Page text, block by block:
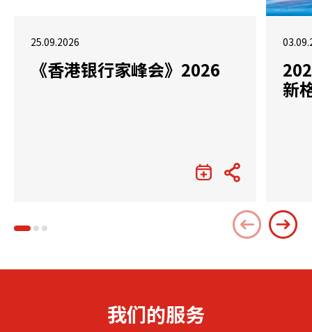
25.09.2026
《香港银行家峰会》2026
新
我们的服务